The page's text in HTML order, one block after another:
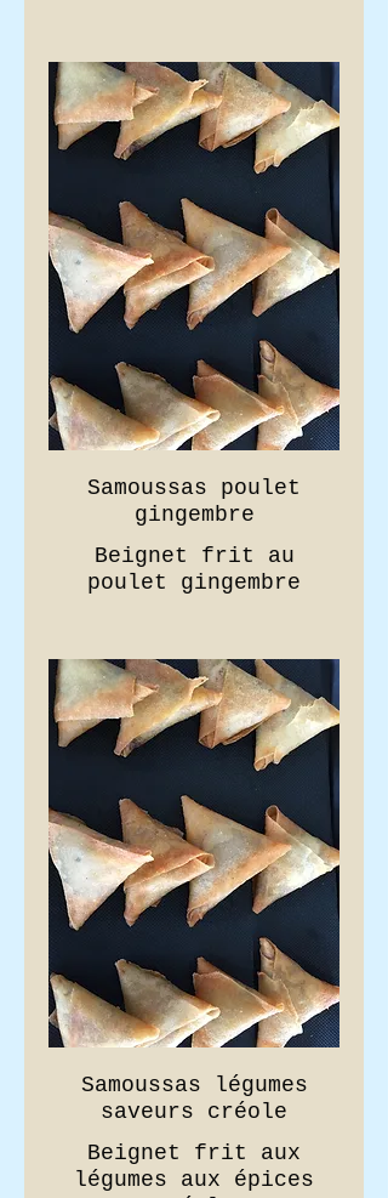
Samoussas poulet
gingembre
Beignet frit au
Samoussas légumes
saveurs créole
Beignet frit aux
légumes aux épices